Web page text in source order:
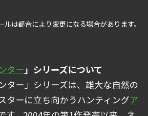
は都合により変更になる場合があります。
ター 」シリーズについて
ター」シリーズは、雄大な自然の
ターに立ち向かうハンティングア